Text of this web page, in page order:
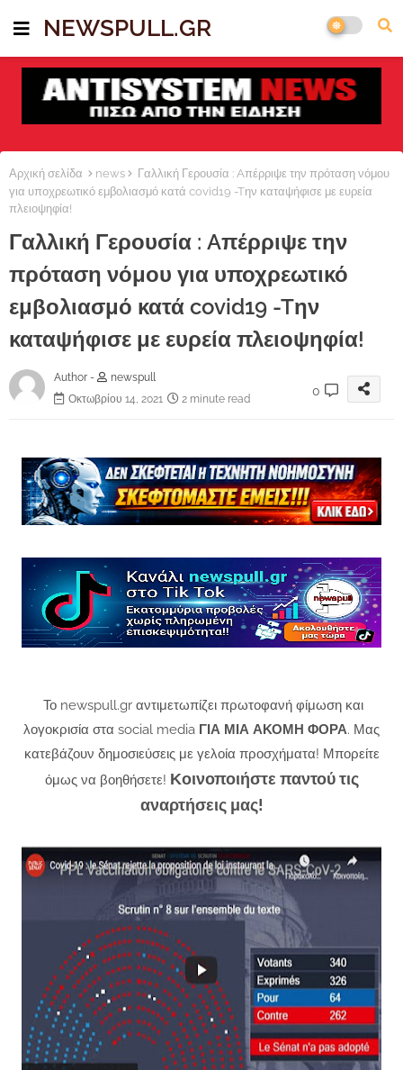
NEWSPULL.GR
Αρχική σελίδα news
Γαλλική Γερουσία : Aπέρριψε την πρόταση νόμου
για υποχρεωτικό εμβολιασμό κατά covid19 -Tην καταψήφισε με ευρεία
πλειοψηφία!
Γαλλική Γερουσία : Aπέρριψε την
πρόταση νόμου για υποχρεωτικό
εμβολιασμό κατά covid19 -Tην
καταψήφισε με ευρεία πλειοψηφία!
Author -
newspull
Οκτωβρίου 14, 2021
2 minute read
0
Το newspull.gr αντιμετωπίζει πρωτοφανή φίμωση και
λογοκρισία στα social media ΓΙΑ ΜΙΑ ΑΚΟΜΗ ΦΟΡΑ. Μας
κατεβάζουν δημοσιεύσεις με γελοία προσχήματα! Μπορείτε
όμως να βοηθήσετε! Κοινοποιήστε παντού τις
αναρτήσεις μας!